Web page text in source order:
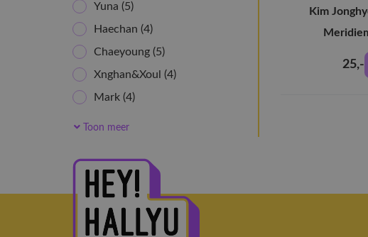
Yuna (5)
Haechan (4)
Chaeyoung (5)
Xnghan&Xoul (4)
Mark (4)
YUTA
(4)
Chanyeol (8)
JAEHYUN(4)
Toon meer
Kim
25,-